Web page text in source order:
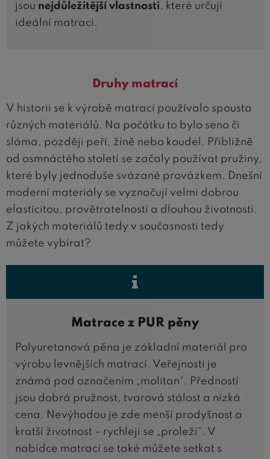
jsou nejdůležitější vlastnosti, které určují
ideální matraci.
Druhy matrací
V historii se k výrobě matrací používalo spousta
různých materiálů. Na počátku to bylo seno či
sláma, později peří, žíně nebo koudel. Přibližně
od osmnáctého století se začaly používat pružiny,
které byly jednoduše svázané provázkem. Dnešní
moderní materiály se vyznačují velmi dobrou
elasticitou, provětratelností a dlouhou životností.
Z jakých materiálů tedy v současnosti tedy
můžete vybírat?
Matrace z PUR pěny
Polyuretanová pěna je základní materiál pro
výrobu levnějších matrací. Veřejnosti je
známá pod označením „molitan“. Předností
jsou dobrá pružnost, tvarová stálost a nízká
cena. Nevýhodou je zde menší prodyšnost a
kratší životnost – rychleji se „proleží“. V
nabídce matrací se také můžete setkat s